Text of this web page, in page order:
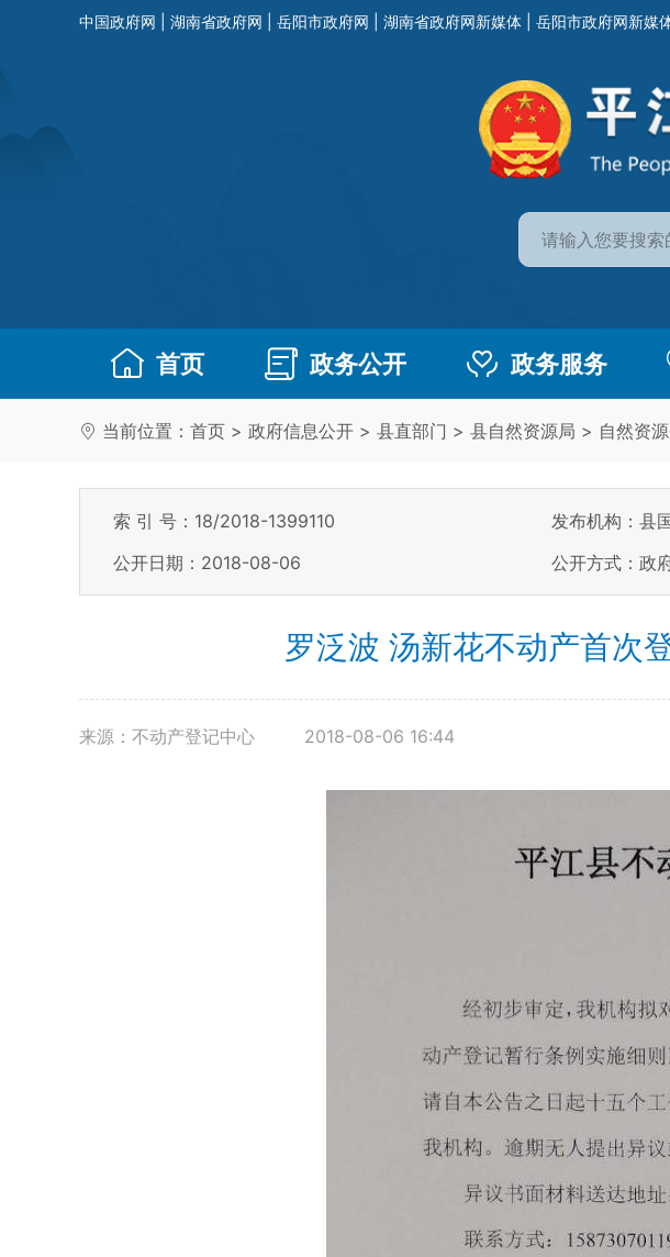
中国政府网 湖南省政府网 岳阳市政府网 湖南省政府网新媒体 岳阳市政府网新媒
首页 政务公开 政务服务
当前位置： 首页 > 政府信息公开 > 县直部门 > 县自然资源局 > 自然资
索 引 号：18/2018-1399110 发布机构：县
公开日期：2018-08-06
公开方式：政
罗泛波 汤新花不动产首次
来源：不动产登记中心 2018-08-06 16:44